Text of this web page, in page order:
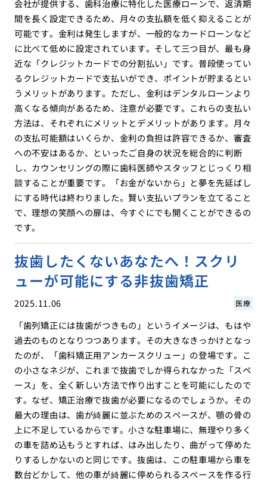
会社が提供する、歯科治療に特化した医療ローンで、返済期
間を長く設定できるため、月々の支払額を低く抑えることが
可能です。金利は発生しますが、一般的なカードローンなど
に比べて低めに設定されています。そして三つ目が、最も身
近な「クレジットカードでの分割払い」です。普段使ってい
るクレジットカードで支払いができ、ポイントが貯まるとい
うメリットがあります。ただし、金利はデンタルローンより
高くなる傾向があるため、注意が必要です。これらの支払い
方法は、それぞれにメリットとデメリットがあります。月々
の支払可能額はいくらか、金利の負担は許容できるか、審査
への不安はあるか、といったご自身の状況を総合的に判断
し、カウンセリングの際に歯科医師やスタッフとじっくり相
談することが重要です。「お金がないから」と夢を先延ばし
にする時代は終わりました。賢い支払いプランを立てること
で、理想の笑顔への扉は、今すぐにでも開くことができるの
です。
抜歯したくないあなたへ！スクリ
ューが可能にする非抜歯矯正
2025.11.06 医療
「歯列矯正には抜歯がつきもの」というイメージは、もはや
過去のものとなりつつあります。その大きなきっかけとなっ
たのが、「歯科矯正用アンカースクリュー」の登場です。こ
の小さなネジが、これまで抜歯でしか得られなかった「スペ
ース」を、全く新しい方法で作り出すことを可能にしたので
す。なぜ、矯正治療で抜歯が必要になるのでしょうか。その
最大の理由は、歯が綺麗に並ぶためのスペースが、顎の骨の
上に不足しているからです。小さな駐車場に、無理やり多く
の車を詰め込もうとすれば、はみ出したり、曲がって停めた
りするしかないのと同じです。抜歯は、この駐車場から車を
数台どかして、他の車が綺麗に停められるスペースを作る行